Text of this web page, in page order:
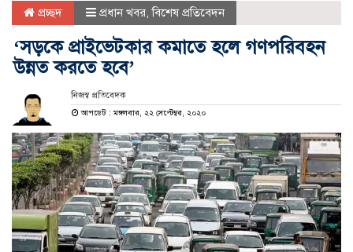
প্রচ্ছদ প্রধান খবর,বিশেষ প্রতিবেদন
‘সড়কে প্রাইভেটকার কমাতে হলে গণপরিবহন
উন্নত করতে হবে’
নিজস্ব প্রতিবেদক
আপডেট : মঙ্গলবার, ২২ সেপ্টেম্বর, ২০২০